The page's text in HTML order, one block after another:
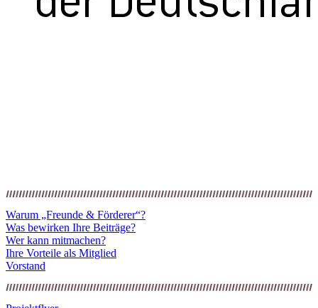
Warum „Freunde & Förderer“?
Was bewirken Ihre Beiträge?
Wer kann mitmachen?
Ihre Vorteile als Mitglied
Vorstand